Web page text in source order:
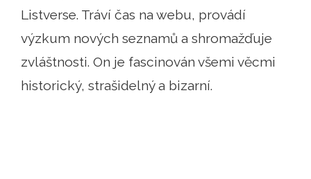
Listverse. Tráví čas na webu, provádí
výzkum nových seznamů a shromažďuje
zvláštnosti. On je fascinován všemi věcmi
historický, strašidelný a bizarní.